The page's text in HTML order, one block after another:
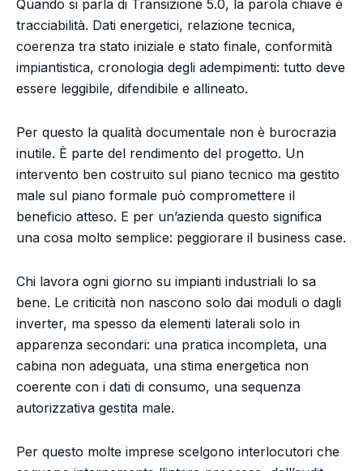
Quando si parla di Transizione 5.0, la parola chiave è
tracciabilità. Dati energetici, relazione tecnica,
coerenza tra stato iniziale e stato finale, conformità
impiantistica, cronologia degli adempimenti: tutto deve
essere leggibile, difendibile e allineato.
Per questo la qualità documentale non è burocrazia
inutile. È parte del rendimento del progetto. Un
intervento ben costruito sul piano tecnico ma gestito
male sul piano formale può compromettere il
beneficio atteso. E per un’azienda questo significa
una cosa molto semplice: peggiorare il business case.
Chi lavora ogni giorno su impianti industriali lo sa
bene. Le criticità non nascono solo dai moduli o dagli
inverter, ma spesso da elementi laterali solo in
apparenza secondari: una pratica incompleta, una
cabina non adeguata, una stima energetica non
coerente con i dati di consumo, una sequenza
autorizzativa gestita male.
Per questo molte imprese scelgono interlocutori che